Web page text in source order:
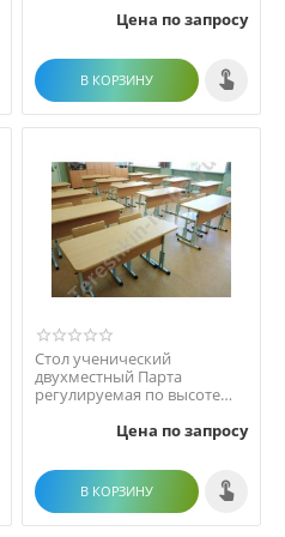
Столешница МДФ ...Цена по запросу
В КОРЗИНУ
Стол ученический
двухместный Парта
регулируемая по высоте
Цена по запросу
В КОРЗИНУ